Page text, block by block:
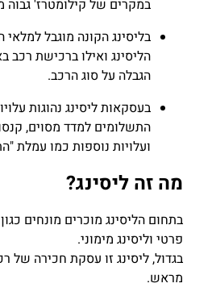
במקרים של קילומטרז' גבוה
בליסינג הקונה מוגבל
הליסינג ואילו ברכישת רכב
הגבלה על סוג הרכב.
בעסקאות ליסינג נהוגות
התשלומים למדד מסוים,
ועלויות נוספות כמו עמלת
מה זה ליסינג?
בתחום הליסינג מוכרים מונחים
פרטי וליסינג מימוני.
בגדול, ליסינג זו עסקת חכירה
מראש.